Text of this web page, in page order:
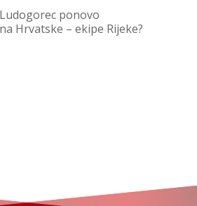
ponovo
Hrvatske – ekipe Rijeke?